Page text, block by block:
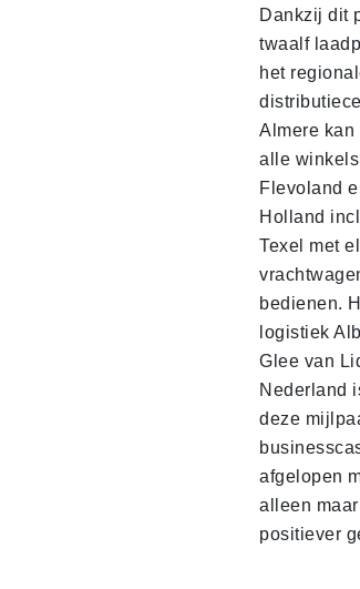
Dankzij dit
twaalf
het
Almere
alle
Flevoland
Holland
Texel met
bedienen.
logistiek
Glee van
Nederland
deze
afgelopen
alleen maar
positiever